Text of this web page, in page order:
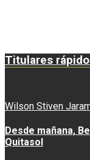
Titulares
Wilson Stiven
Desde mañana,
Quitasol